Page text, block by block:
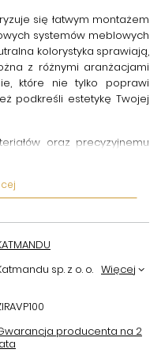
się łatwym montażem
systemów meblowych
kolorystyka sprawiają,
z różnymi aranżacjami
które nie tylko poprawi
podkreśli estetykę Twojej
oraz precyzyjnemu
który zachowa
przechowywanie
przechowywania.
cm Katmandu
dostępną przestrzeń. To
porządek oraz
komfort użytkowania, które
sp. z o. o. Więcej
producenta na 2